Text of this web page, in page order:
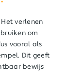
verlenen
om
vooral als
Dit geeft
bewijs